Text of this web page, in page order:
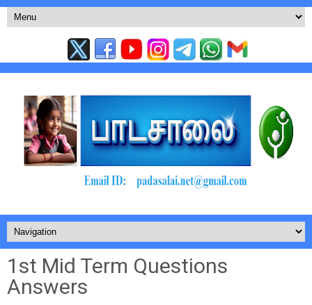
1st Mid Term Questions
Answers